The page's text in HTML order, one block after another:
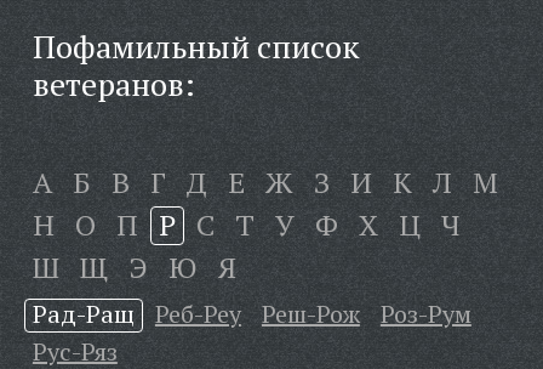
Пофамильный список
ветеранов:
А Б В Г Д Е Ж З И К Л М
Н О П Р С Т У Ф Х Ц Ч
Ш Щ Э Ю Я
Рад-Ращ Реб-Реу Реш-Рож
Роз-Рум
Рус-Ряз